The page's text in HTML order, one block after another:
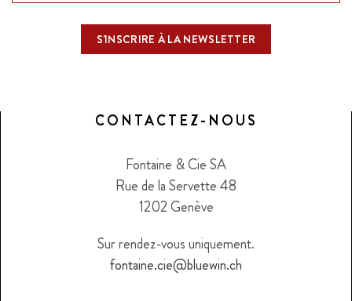
CONTACTEZ-NOUS
Fontaine & Cie SA
Rue de la Servette 48
1202 Genève
Sur rendez-vous uniquement.
fontaine.cie@bluewin.ch